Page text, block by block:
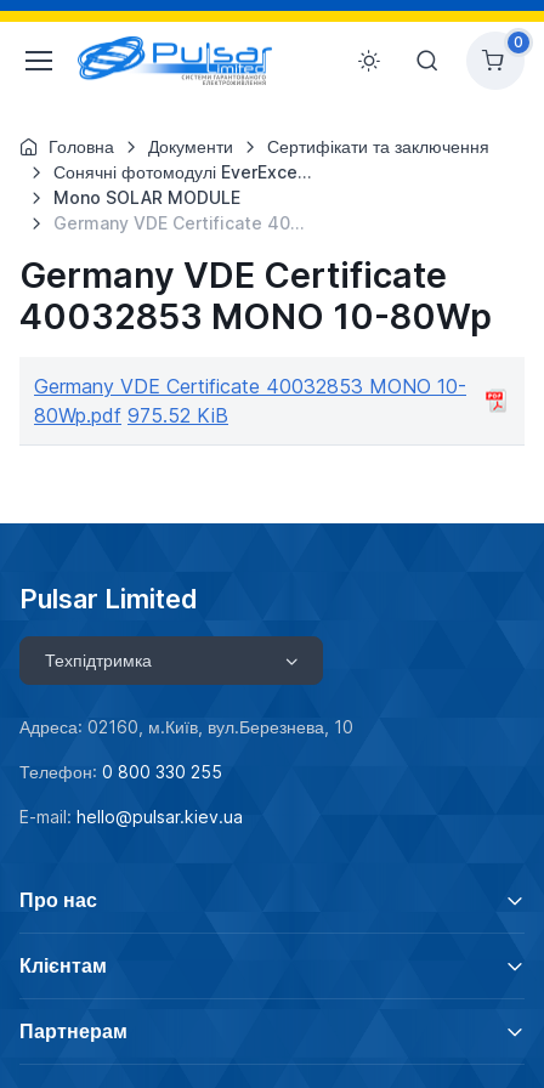
0
Головна Документи
Сертифікати та заключення
Сонячні фотомодулі EverExceed
Mono SOLAR MODULE
Germany VDE Certificate 40032853 MONO 10-80Wp
Germany VDE Certificate
40032853 MONO 10-80Wp
Germany VDE Certificate 40032853 MONO 10-
80Wp.pdf 975.52 KiB
Pulsar Limited
Техпідтримка
Адреса: 02160, м.Київ, вул.Березнева, 10
Телефон: 0 800 330 255
E-mail: hello@pulsar.kiev.ua
Про нас
Клієнтам
Партнерам